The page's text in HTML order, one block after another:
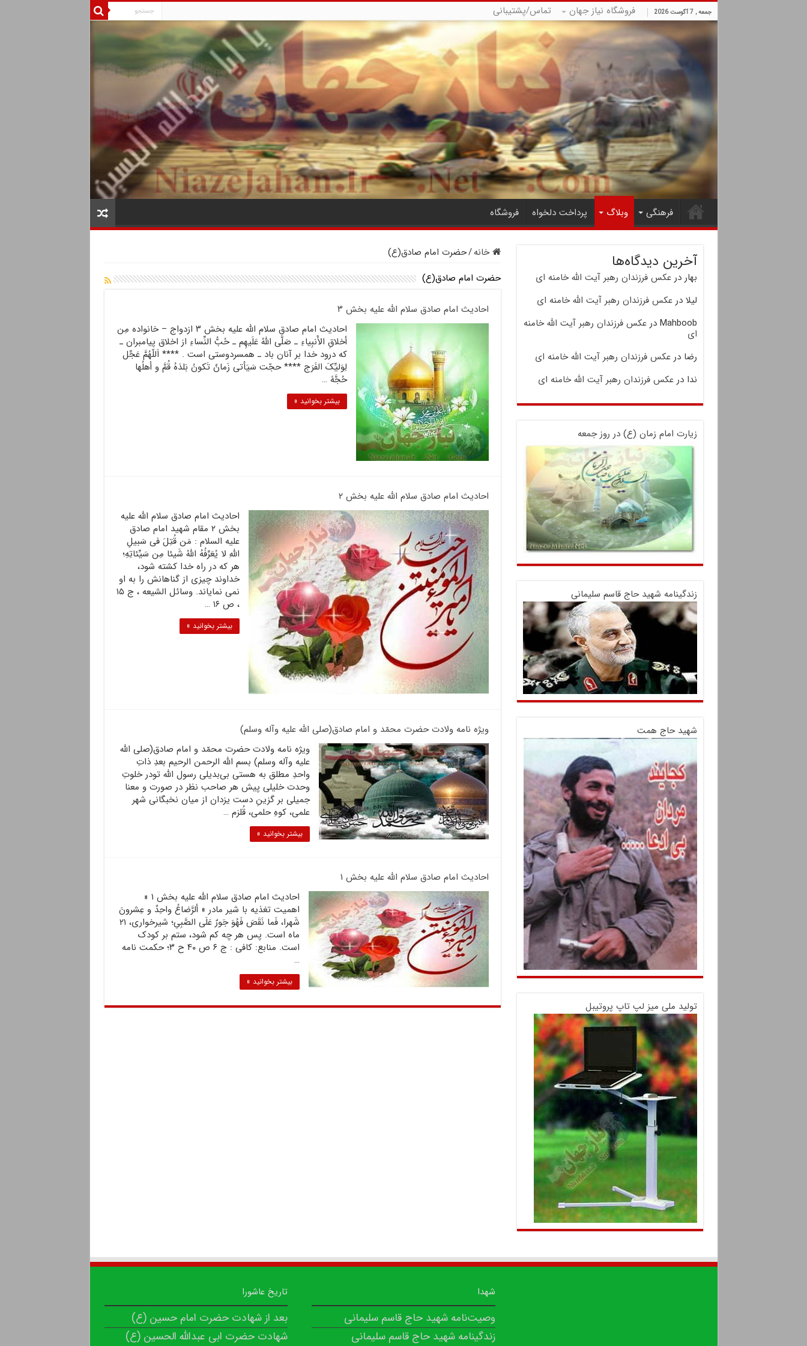
جمعه , 7 آگوست 2026 فروشگاه نیاز جهان تماس/پشتیبانی
فرهنگی وبلاگ پرداخت دلخواه فروشگاه
خانه/حضرت امام صادق(ع)
حضرت امام صادق(ع)
احادیث امام صادق سلام الله علیه بخش ۳
احادیث امام صادق سلام الله علیه بخش ۳ ازدواج – خانواده مِن
أخلاقِ الأَنبِياءِ ـ صَلَّى اللّهُ عَلَيهِم ـ حُبُّ النِّساءِ از اخلاق پيامبران ـ
كه درود خدا بر آنان باد ـ همسردوستى است . **** اَللّهُمَّ عَجِّل
لِوَلیِّکَ الفَرَج **** حجّت سَیَأتی زَمانٌ تَکونُ بَلدَهُ قُمَّ و أهلُها
حُجَّهً …
بیشتر بخوانید »
احادیث امام صادق سلام الله علیه بخش ۲
احادیث امام صادق سلام الله علیه
بخش ۲ مقام شهید امام صادق
علیه السلام : مَن قُتِلَ فی سَبیلِ
اللّهِ لا یُعَرِّفُهُ اللّهُ شَیئا مِن سَیِّئاتِهِ؛
هر که در راه خدا کشته شود،
خداوند چیزى از گناهانش را به او
نمى نمایاند. وسائل الشیعه ، ج ۱۵
، ص ۱۶ …
بیشتر بخوانید »
ویژه نامه ولادت حضرت محمّد و امام صادق(صلی الله علیه وآله وسلم)
ویژه نامه ولادت حضرت محمّد و امام صادق(صلی الله
علیه وآله وسلم) بسم الله الرحمن الرحیم بعدِ ذاتِ
واحدِ مطلق به هستی بی‌بدیلی رسول الله تودر خلوتِ
وحدت خلیلی پیش هر صاحب نظر در صورت و معنا
جمیلی بر گزینِ دست یزدان از میان نخبگانی شهر
علمی، کوهِ حلمی، قُلزم …
بیشتر بخوانید »
احادیث امام صادق سلام الله علیه بخش ۱
احادیث امام صادق سلام الله علیه بخش ۱ «
اهمیت تغذیه با شیر مادر » ألرَّضاعُ واحِدٌ و عِشرونَ
شَهرا، فَما نَقَصَ فَهُوَ جَورٌ عَلَى الصَّبِیِ؛ شیرخوارى، ۲۱
ماه است. پس هر چه کم شود، ستم بر کودک
است. منابع: کافی : ج ۶ ص ۴۰ ح ۳؛ حکمت نامه
…
بیشتر بخوانید »
آخرین دیدگاه‌ها
بهار درعکس فرزندان رهبر آیت الله خامنه ای
لیلا درعکس فرزندان رهبر آیت الله خامنه ای
Mahboob درعکس فرزندان رهبر آیت الله خامنه
ای
رضا درعکس فرزندان رهبر آیت الله خامنه ای
ندا درعکس فرزندان رهبر آیت الله خامنه ای
زیارت امام زمان (ع) در روز جمعه
زندگینامه شهید حاج قاسم سلیمانی
شهید حاج همت
تولید ملی میز لپ تاپ پروتیبل
شهدا
وصیت‌نامه شهید حاج قاسم سلیمانی
زندگینامه شهید حاج قاسم سلیمانی
تاریخ عاشورا
بعد از شهادت حضرت امام حسین (ع)
شهادت حضرت ابی عبدالله الحسین (ع)